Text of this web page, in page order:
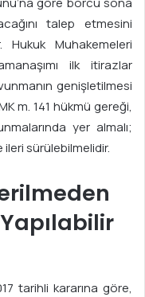
talep etmesini
Muhakemeleri
ilk itirazlar
genişletilmesi
m. 141 hükmü gereği,
yer almalı;
sürülebilmelidir.
tarihli kararına göre,